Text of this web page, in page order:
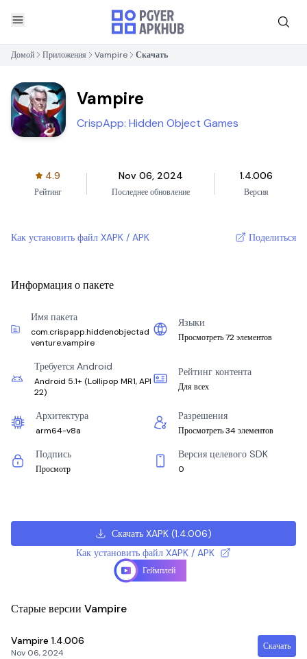
Домой Приложения Vampire Скачать
Vampire
CrispApp: Hidden Object Games
4.9
Рейтинг
Nov 06, 2024
Последнее обновление
1.4.006
Версия
Как установить файл XAPK / APK Поделиться
Информация о пакете
Имя пакета
com.crispapp.hiddenobjectad
venture.vampire
Языки
Просмотреть 72 элементов
Требуется Android
Android 5.1+ (Lollipop MR1, API
22)
Рейтинг контента
Для всех
Архитектура
arm64-v8a
Разрешения
Просмотреть 34 элементов
Подпись
Просмотр
Версия целевого SDK
0
Скачать XAPK(1.4.006)
Как установить файл XAPK / APK
Геймплей
Старые версии Vampire
Vampire 1.4.006
Nov 06, 2024
Скачать